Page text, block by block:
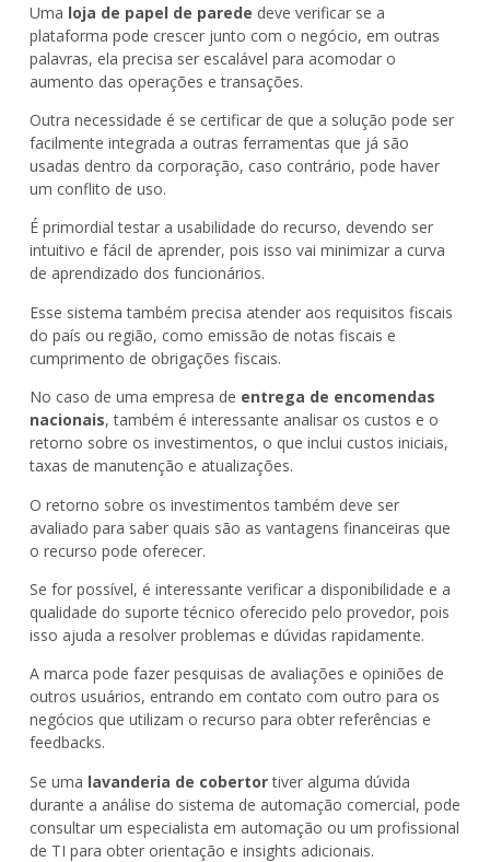
Uma loja de papel de parede deve verificar se a
plataforma pode crescer junto com o negócio, em outras
palavras, ela precisa ser escalável para acomodar o
aumento das operações e transações.
Outra necessidade é se certificar de que a solução pode ser
facilmente integrada a outras ferramentas que já são
usadas dentro da corporação, caso contrário, pode haver
um conflito de uso.
É primordial testar a usabilidade do recurso, devendo ser
intuitivo e fácil de aprender, pois isso vai minimizar a curva
de aprendizado dos funcionários.
Esse sistema também precisa atender aos requisitos fiscais
do país ou região, como emissão de notas fiscais e
cumprimento de obrigações fiscais.
No caso de uma empresa de entrega de encomendas
nacionais, também é interessante analisar os custos e o
retorno sobre os investimentos, o que inclui custos iniciais,
taxas de manutenção e atualizações.
O retorno sobre os investimentos também deve ser
avaliado para saber quais são as vantagens financeiras que
o recurso pode oferecer.
Se for possível, é interessante verificar a disponibilidade e a
qualidade do suporte técnico oferecido pelo provedor, pois
isso ajuda a resolver problemas e dúvidas rapidamente.
A marca pode fazer pesquisas de avaliações e opiniões de
outros usuários, entrando em contato com outro para os
negócios que utilizam o recurso para obter referências e
feedbacks.
Se uma lavanderia de cobertortiver alguma dúvida
durante a análise do sistema de automação comercial, pode
consultar um especialista em automação ou um profissional
de TI para obter orientação e insights adicionais.